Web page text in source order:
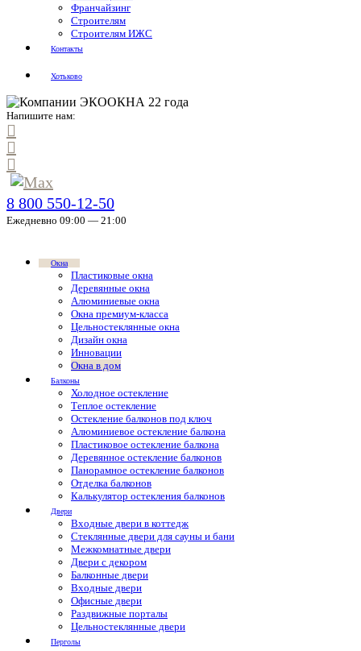
Франчайзинг
Строителям
Строителям ИЖС
Контакты
Хотьково
Напишите нам:
8 800 550-12-50
Ежедневно 09:00 — 21:00
Окна
Пластиковые окна
Деревянные окна
Алюминиевые окна
Окна премиум-класса
Цельностеклянные окна
Дизайн окна
Инновации
Окна в дом
Балконы
Холодное остекление
Теплое остекление
Остекление балконов под ключ
Алюминиевое остекление балкона
Пластиковое остекление балкона
Деревянное остекление балконов
Панорамное остекление балконов
Отделка балконов
Калькулятор остекления балконов
Двери
Входные двери в коттедж
Стеклянные двери для сауны и бани
Межкомнатные двери
Двери с декором
Балконные двери
Входные двери
Офисные двери
Раздвижные порталы
Цельностеклянные двери
Перголы